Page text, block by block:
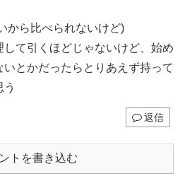
から比べられないけど)
て引くほどじゃないけど、始め
とかだったらとりあえず持って
返信
トを書き込む